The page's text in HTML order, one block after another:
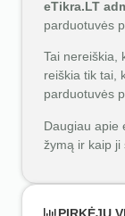
eTikra.LT
parduotuvės
Tai nereiškia,
reiškia tik tai,
parduotuvės
Daugiau apie
žymą ir kaip ji
PIRKĖJŲ